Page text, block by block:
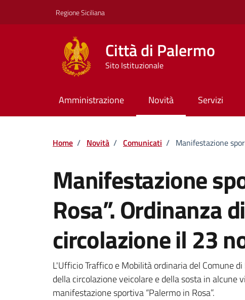
Regione Siciliana
Città di Palermo
Sito Istituzionale
Amministrazione Novità Servizi
Home / Novità / Comunicati / Manifestazione
Manifestazione
Rosa”. Ordinanza
circolazione il 23
Dettagli della notizia
L'Ufficio Traffico e Mobilità ordinaria del Comune
della circolazione veicolare e della sosta in
manifestazione sportiva “Palermo in Rosa”.